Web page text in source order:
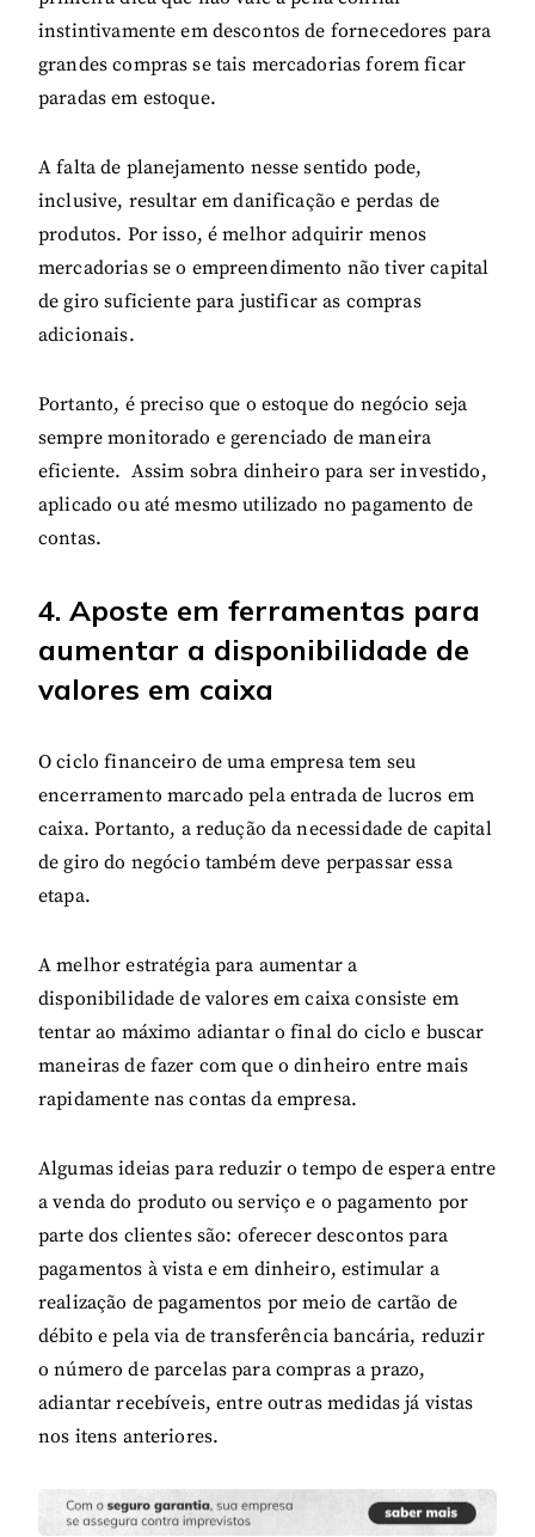
instintivamente em descontos de fornecedores para
grandes compras se tais mercadorias forem ficar
paradas em estoque.
A falta de planejamento nesse sentido pode,
inclusive, resultar em danificação e perdas de
produtos. Por isso, é melhor adquirir menos
mercadorias se o empreendimento não tiver capital
de giro suficiente para justificar as compras
adicionais.
Portanto, é preciso que o estoque do negócio seja
sempre monitorado e gerenciado de maneira
eficiente. Assim sobra dinheiro para ser investido,
aplicado ou até mesmo utilizado no pagamento de
contas.
4. Aposte em ferramentas para
aumentar a disponibilidade de
valores em caixa
O ciclo financeiro de uma empresa tem seu
encerramento marcado pela entrada de lucros em
caixa. Portanto, a redução da necessidade de capital
de giro do negócio também deve perpassar essa
etapa.
A melhor estratégia para aumentar a
disponibilidade de valores em caixa consiste em
tentar ao máximo adiantar o final do ciclo e buscar
maneiras de fazer com que o dinheiro entre mais
rapidamente nas contas da empresa.
Algumas ideias para reduzir o tempo de espera entre
a venda do produto ou serviço e o pagamento por
parte dos clientes são: oferecer descontos para
pagamentos à vista e em dinheiro, estimular a
realização de pagamentos por meio de cartão de
débito e pela via de transferência bancária, reduzir
o número de parcelas para compras a prazo,
adiantar recebíveis, entre outras medidas já vistas
nos itens anteriores.